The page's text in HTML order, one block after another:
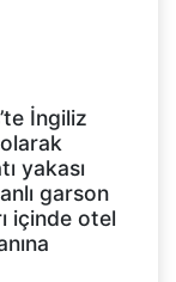
İngiliz
yakası
garson
içinde otel